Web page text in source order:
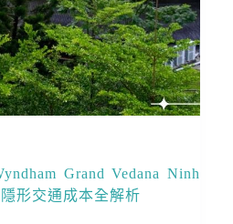
Grand Vedana Ninh
形交通成本全解析